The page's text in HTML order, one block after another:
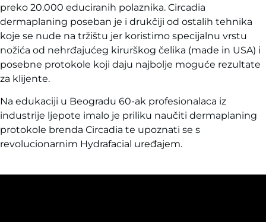
preko 20.000 educiranih polaznika. Circadia
dermaplaning poseban je i drukčiji od ostalih tehnika
koje se nude na tržištu jer koristimo specijalnu vrstu
nožića od nehrđajućeg kirurškog čelika (made in USA) i
posebne protokole koji daju najbolje moguće rezultate
za klijente.
Na edukaciji u Beogradu 60-ak profesionalaca iz
industrije ljepote imalo je priliku naučiti dermaplaning
protokole brenda Circadia te upoznati se s
revolucionarnim Hydrafacial uređajem.